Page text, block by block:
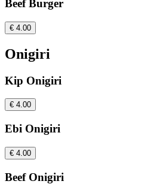
Beef Burger
€ 4.00
Onigiri
Kip Onigiri
€ 4.00
Ebi Onigiri
€ 4.00
Beef Onigiri